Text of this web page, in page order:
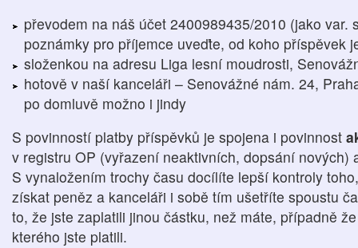
převodem na náš účet 2400989435/2010 (jako var.
poznámky pro příjemce uveďte, od koho příspěvek
složenkou na adresu Liga lesní moudrosti,
hotově v naší kanceláři – Senovážné nám. 24,
po domluvě možno i jindy
S povinností platby příspěvků je spojena i povinnost
v registru OP (vyřazení neaktivních, dopsání nových)
S vynaložením trochy času docílíte lepší kontroly
získat peněz a kanceláři i sobě tím ušetříte spoustu
to, že jste zaplatili jinou částku, než máte, případně
kterého jste platili.